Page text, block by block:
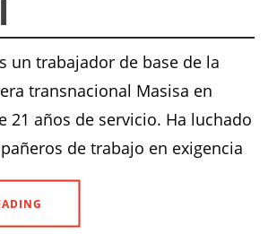
un trabajador de base de la
transnacional Masisa en
21 años de servicio. Ha luchado
de trabajo en exigencia